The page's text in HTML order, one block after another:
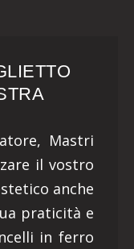
Mastri
il vostro
anche
praticità e
in ferro